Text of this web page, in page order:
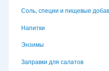
Соль, специи и пищевые
Напитки
Энзимы
Заправки для салатов